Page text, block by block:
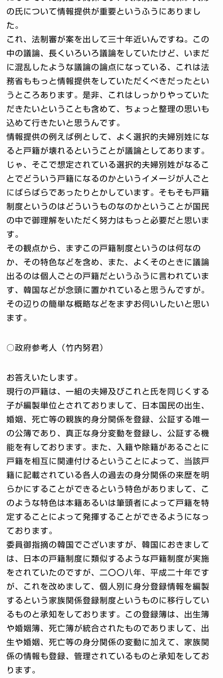
の氏について情報提供が重要というふうにありまし
た。
これ、法制審が案を出して三十年近いんですね。この
中の議論、長くいろいろ議論をしていたけど、いまだ
に混乱したような議論の論点になっている、これは法
務省ももっと情報提供をしていただくべきだったとい
うところあります。是非、これはしっかりやっていた
だきたいということも含めて、ちょっと整理の思いも
込めて行きたいと思うんです。
情報提供の例えば例として、よく選択的夫婦別姓にな
ると戸籍が壊れるということが議論としてあります。
じゃ、そこで想定されている選択的夫婦別姓がなるこ
とでどういう戸籍になるのかというイメージが人ごと
にばらばらであったりとかしています。そもそも戸籍
制度というのはどういうものなのかということが国民
の中で御理解をいただく努力はもっと必要だと思いま
す。
その観点から、まずこの戸籍制度というのは何なの
か、その特色などを含め、また、よくそのときに議論
出るのは個人ごとの戸籍だというふうに言われていま
す、韓国などが念頭に置かれていると思うんですが。
その辺りの簡単な概略などをまずお伺いしたいと思い
ます。
○政府参考人（竹内努君）
お答えいたします。
現行の戸籍は、一組の夫婦及びこれと氏を同じくする
子が編製単位とされておりまして、日本国民の出生、
婚姻、死亡等の親族的身分関係を登録、公証する唯一
の公簿であり、真正な身分変動を登録し、公証する機
能を有しております。また、入籍や除籍があるごとに
戸籍を相互に関連付けるということによって、当該戸
籍に記載されている各人の過去の身分関係の来歴を明
らかにすることができるという特色がありまして、こ
のような特色は本籍あるいは筆頭者によって戸籍を特
定することによって発揮することができるようになっ
ております。
委員御指摘の韓国でございますが、韓国におきまして
は、日本の戸籍制度に類似するような戸籍制度が実施
をされていたのですが、二〇〇八年、平成二十年です
が、これを改めまして、個人別に身分登録情報を編製
するという家族関係登録制度というものに移行してい
るものと承知をしております。この登録簿は、出生簿
や婚姻簿、死亡簿が統合されたものでありまして、出
生や婚姻、死亡等の身分関係の変動に加えて、家族関
係の情報も登録、管理されているものと承知をしてお
ります。